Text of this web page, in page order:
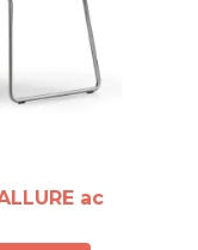
ac